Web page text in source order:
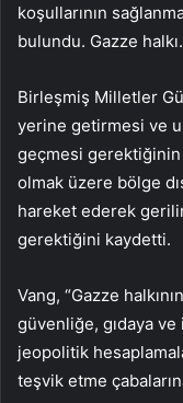
koşullarının
bulundu. Gazze halkı.
Birleşmiş Milletler
yerine getirmesi ve
geçmesi gerektiğinin
olmak üzere bölge
hareket ederek
gerektiğini kaydetti.
Vang, “Gazze
güvenliğe, gıdaya ve
jeopolitik
teşvik etme